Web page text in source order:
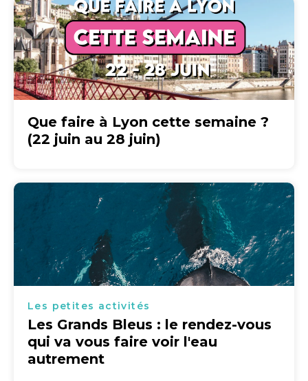
Que faire à Lyon cette semaine ?
(22 juin au 28 juin)
Les petites activités
Les Grands Bleus : le rendez-vous
qui va vous faire voir l'eau
autrement